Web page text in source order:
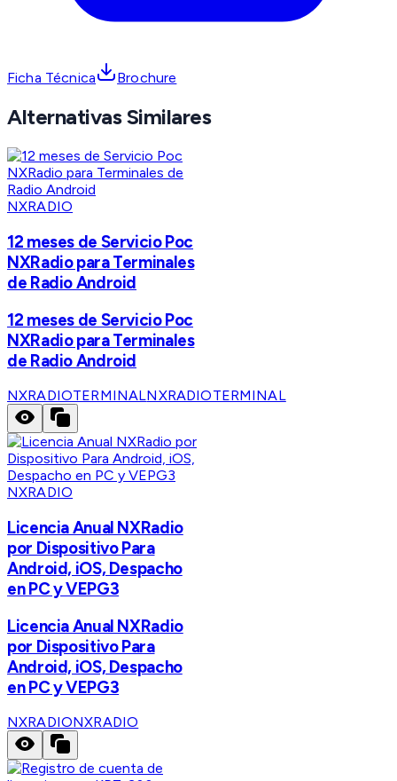
Ficha Técnica Brochure
Alternativas Similares
NXRADIO
12 meses de Servicio Poc
NXRadio para Terminales
de Radio Android
12 meses de Servicio Poc
NXRadio para Terminales
de Radio Android
NXRADIOTERMINALNXRADIOTERMINAL
NXRADIO
Licencia Anual NXRadio
por Dispositivo Para
Android, iOS, Despacho
en PC y VEPG3
Licencia Anual NXRadio
por Dispositivo Para
Android, iOS, Despacho
en PC y VEPG3
NXRADIONXRADIO